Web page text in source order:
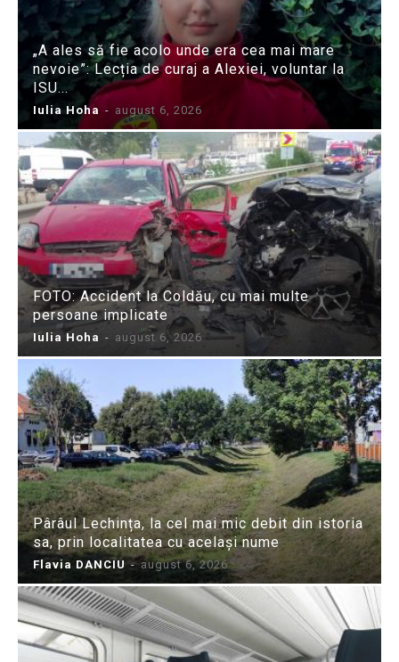
„A ales să fie acolo unde era cea mai mare
nevoie”: Lecția de curaj a Alexiei, voluntar la
ISU...
Iulia Hoha - august 6, 2026
FOTO: Accident la Coldău, cu mai multe
persoane implicate
Iulia Hoha - august 6, 2026
Pârâul Lechința, la cel mai mic debit din istoria
sa, prin localitatea cu același nume
Flavia DANCIU - august 6, 2026